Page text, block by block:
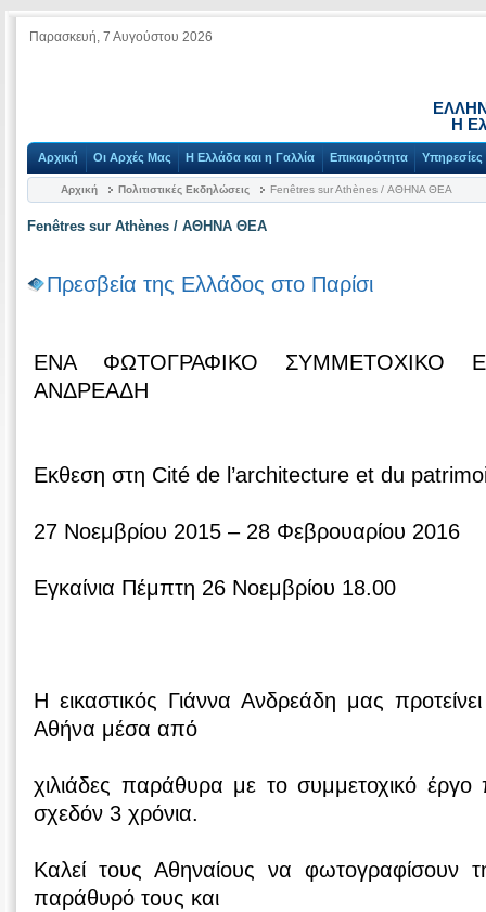
Παρασκευή, 7 Αυγούστου 2026
Η
Αρχική Οι Αρχές Μας Η Ελλάδα και η Γαλλία Επικαιρότητα Υπηρεσίες
Αρχική Πολιτιστικές Εκδηλώσεις Fenêtres sur Athènes / ΑΘΗΝΑ ΘΕΑ
Fenêtres sur Athènes / ΑΘΗΝΑ ΘΕΑ
Πρεσβεία της Ελλάδος στο Παρίσι
ΕΝΑ ΦΩΤΟΓΡΑΦΙΚΟ ΣΥΜΜΕΤΟΧΙΚΟ
ΑΝΔΡΕΑΔΗ
Εκθεση στη Cité de l’architecture et du
27 Nοεμβρίου 2015 – 28 Φεβρουαρίου 2016
Εγκαίνια Πέμπτη 26 Νοεμβρίου 18.00
H εικαστικός Γιάννα Ανδρεάδη μας
Αθήνα μέσα από
χιλιάδες παράθυρα με το συμμετοχικό
σχεδόν 3 χρόνια.
Καλεί τους Αθηναίους να
παράθυρό τους και